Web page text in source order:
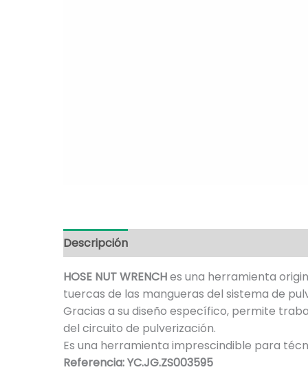
Descripción
HOSE NUT WRENCHes una herramienta
tuercas de las mangueras del sistema de
Gracias a su diseño específico, permite
del circuito de pulverización.
Es una herramienta imprescindible para
Referencia: YC.JG.ZS003595